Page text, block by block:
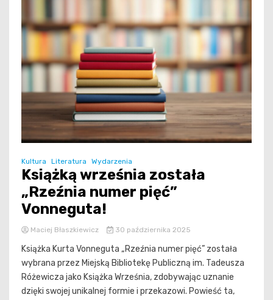
Kultura Literatura Wydarzenia
Książką września została
„Rzeźnia numer pięć”
Vonneguta!
Maciej Błaszkiewicz 30 października 2025
Książka Kurta Vonneguta „Rzeźnia numer pięć” została
wybrana przez Miejską Bibliotekę Publiczną im. Tadeusza
Różewicza jako Książka Września, zdobywając uznanie
dzięki swojej unikalnej formie i przekazowi. Powieść ta,